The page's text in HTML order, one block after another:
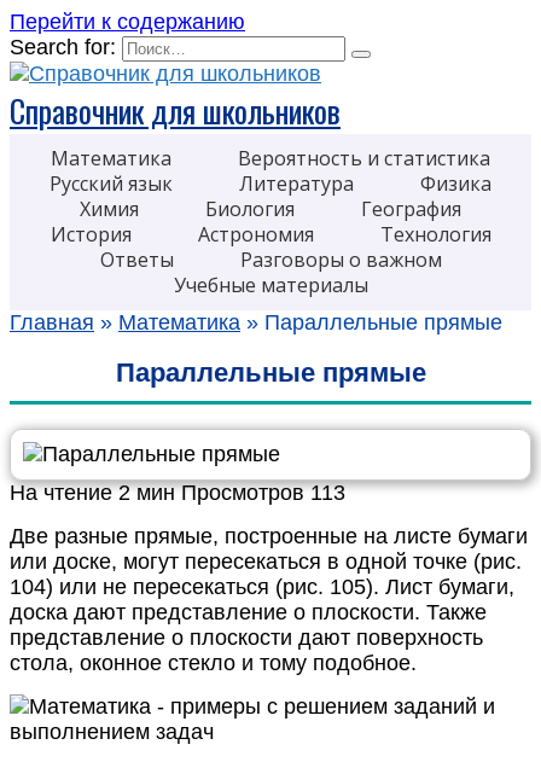
Перейти к содержанию
Search for:
Справочник для школьников
Математика
Вероятность и статистика
Русский язык
Литература
Физика
Химия
Биология
География
История
Астрономия
Технология
Ответы
Разговоры о важном
Учебные материалы
Главная » Математика » Параллельные прямые
Параллельные прямые
На чтение2 мин Просмотров 113
Две разные прямые, построенные на листе бумаги
или доске, могут пересекаться в одной точке (рис.
104) или не пересекаться (рис. 105). Лист бумаги,
доска дают представление о плоскости. Также
представление о плоскости дают поверхность
стола, оконное стекло и тому подобное.